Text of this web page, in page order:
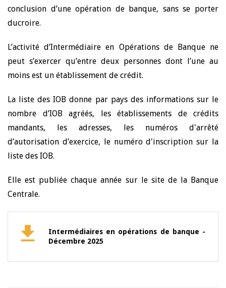
conclusion d’une opération de banque, sans se porter
ducroire.
L’activité d’Intermédiaire en Opérations de Banque ne
peut s’exercer qu’entre deux personnes dont l’une au
moins est un établissement de crédit.
La liste des IOB donne par pays des informations sur le
nombre d’IOB agréés, les établissements de crédits
mandants, les adresses, les numéros d'arrêté
d’autorisation d’exercice, le numéro d'inscription sur la
liste des IOB.
Elle est publiée chaque année sur le site de la Banque
Centrale.
Intermédiaires en opérations de banque -
Décembre 2025